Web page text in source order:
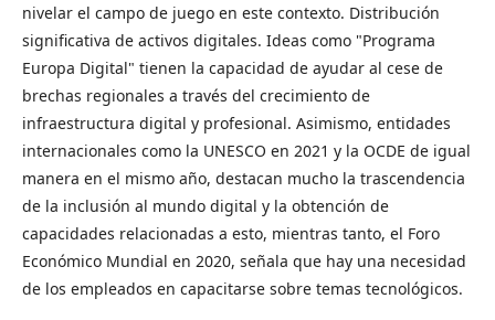
nivelar el campo de juego en este contexto. Distribución
significativa de activos digitales. Ideas como "Programa
Europa Digital" tienen la capacidad de ayudar al cese de
brechas regionales a través del crecimiento de
infraestructura digital y profesional. Asimismo, entidades
internacionales como la UNESCO en 2021 y la OCDE de igual
manera en el mismo año, destacan mucho la trascendencia
de la inclusión al mundo digital y la obtención de
capacidades relacionadas a esto, mientras tanto, el Foro
Económico Mundial en 2020, señala que hay una necesidad
de los empleados en capacitarse sobre temas tecnológicos.